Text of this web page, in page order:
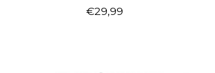
€29,99